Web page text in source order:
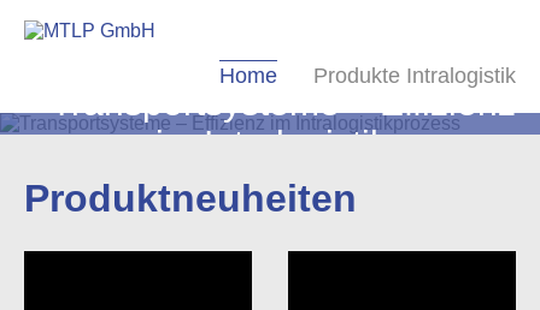
Home Produkte Intralogistik
Transportsysteme – Effizienz
im Intralogistikprozess
Produktneuheiten